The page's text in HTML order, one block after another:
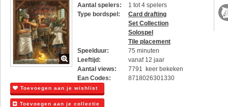
Aantal spelers:
1 tot 4 spelers
Type bordspel:
Card drafting
Set Collection
Solospel
Tile placement
Speelduur:
75 minuten
Leeftijd:
vanaf 12 jaar
Aantal views:
7791 keer bekeken
Ean Codes:
8718026301330
Toevoegen aan je wishlist
Toevoegen aan je collectie